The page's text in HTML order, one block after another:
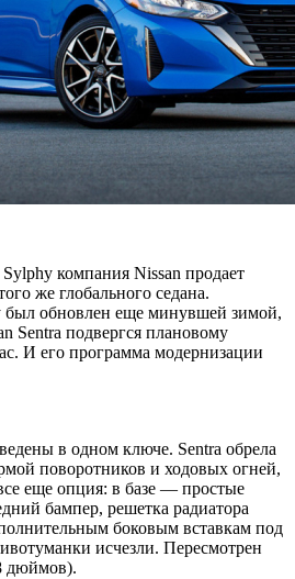
компания Nissan продает
же глобального седана.
был обновлен еще минувшей зимой,
Sentra подвергся плановому
И его программа модернизации
в одном ключе. Sentra обрела
поворотников и ходовых огней,
еще опция: в базе — простые
бампер, решетка радиатора
боковым вставкам под
исчезли. Пересмотрен
дюймов).